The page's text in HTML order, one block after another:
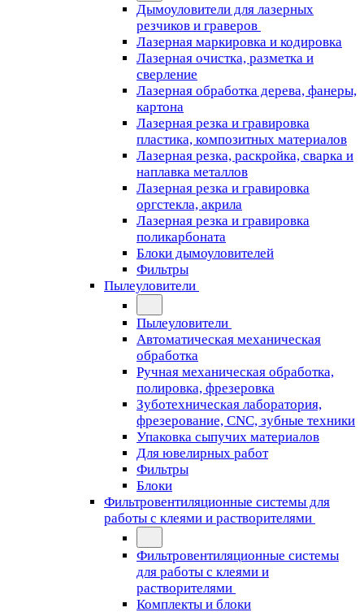
Дымоуловители для лазерных
резчиков и граверов
Лазерная маркировка и кодировка
Лазерная очистка, разметка и
сверление
Лазерная обработка дерева, фанеры,
картона
Лазерная резка и гравировка
пластика, композитных материалов
Лазерная резка, раскройка, сварка и
наплавка металлов
Лазерная резка и гравировка
оргстекла, акрила
Лазерная резка и гравировка
поликарбоната
Блоки дымоуловителей
Фильтры
Пылеуловители
Пылеуловители
Автоматическая механическая
обработка
Ручная механическая обработка,
полировка, фрезеровка
Зуботехническая лаборатория,
фрезерование, CNC, зубные техники
Упаковка сыпучих материалов
Для ювелирных работ
Фильтры
Блоки
Фильтровентиляционные системы для
работы с клеями и растворителями
Фильтровентиляционные системы
для работы с клеями и
растворителями
Комплекты и блоки